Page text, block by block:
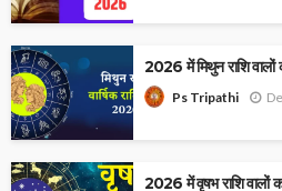
2026 में मिथुन राशि वालों
Ps Tripathi
2026 में वृषभ राशि वालों